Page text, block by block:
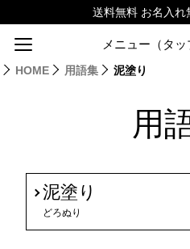
メニュー（タッ
HOME 用語集 泥塗り
用
泥塗り
どろぬり